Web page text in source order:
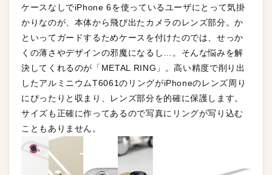
ケースなしでiPhone 6を使っているユーザにとって気掛
かりなのが、本体から飛び出たカメラのレンズ部分。か
といってガードするためケースを付けたのでは、せっか
くの薄さやデザインの邪魔になるし…。そんな悩みを解
決してくれるのが「METAL RING」。高い精度で削り出
したアルミニウムT6061のリングがiPhoneのレンズ周り
にぴったりと収まり、レンズ部分を的確に保護します。
サイズも正確に作ってあるので写真にリングが写り込む
こともありません。